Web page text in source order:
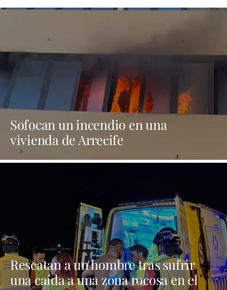
Sofocan un incendio en una
vivienda de Arrecife
Rescatan a un hombre tras sufrir
una caída a una zona rocosa en el